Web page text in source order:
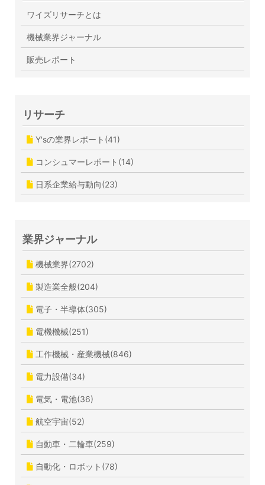
ワイズリサーチとは
機械業界ジャーナル
販売レポート
リサーチ
Y'sの業界レポート(41)
コンシュマーレポート(14)
日系企業給与動向(23)
業界ジャーナル
機械業界(2702)
製造業全般(204)
電子・半導体(305)
電機機械(251)
工作機械・産業機械(846)
電力設備(34)
電気・電池(36)
航空宇宙(52)
自動車・二輪車(259)
自動化・ロボット(78)